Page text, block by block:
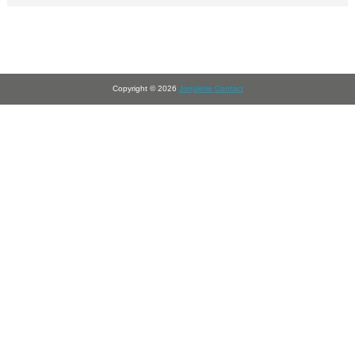
Copyright © 2026 Jonglerie Contact